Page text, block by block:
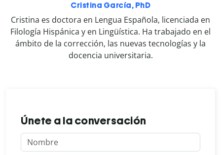
Cristina García, PhD
Cristina es doctora en Lengua Española, licenciada en
Filología Hispánica y en Lingüística. Ha trabajado en el
ámbito de la corrección, las nuevas tecnologías y la
docencia universitaria.
Únete a la conversación